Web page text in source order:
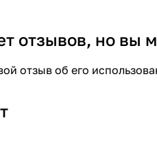
отзывов, но вы
отзыв об его